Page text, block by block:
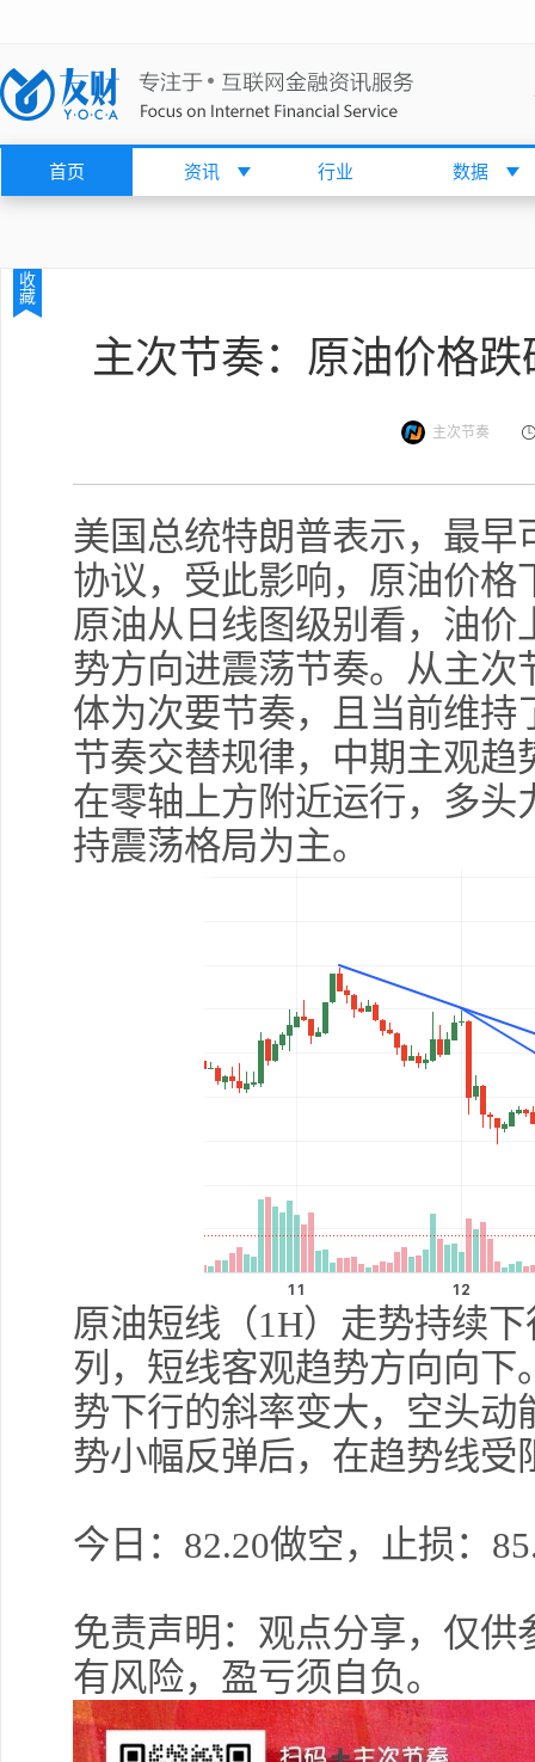
首页 资讯 行业 数据
收
藏
主次节奏：原油价格
主次节奏
美国总统特朗普表示，最
协议，受此影响，原油价格
原油从日线图级别看，油
势方向进震荡节奏。从主
体为次要节奏，且当前维
节奏交替规律，中期主观
在零轴上方附近运行，多
持震荡格局为主。
原油短线（1H）走势持续
列，短线客观趋势方向向
势下行的斜率变大，空头
势小幅反弹后，在趋势线受
今日：82.20做空，止损：
免责声明：观点分享，仅
有风险，盈亏须自负。